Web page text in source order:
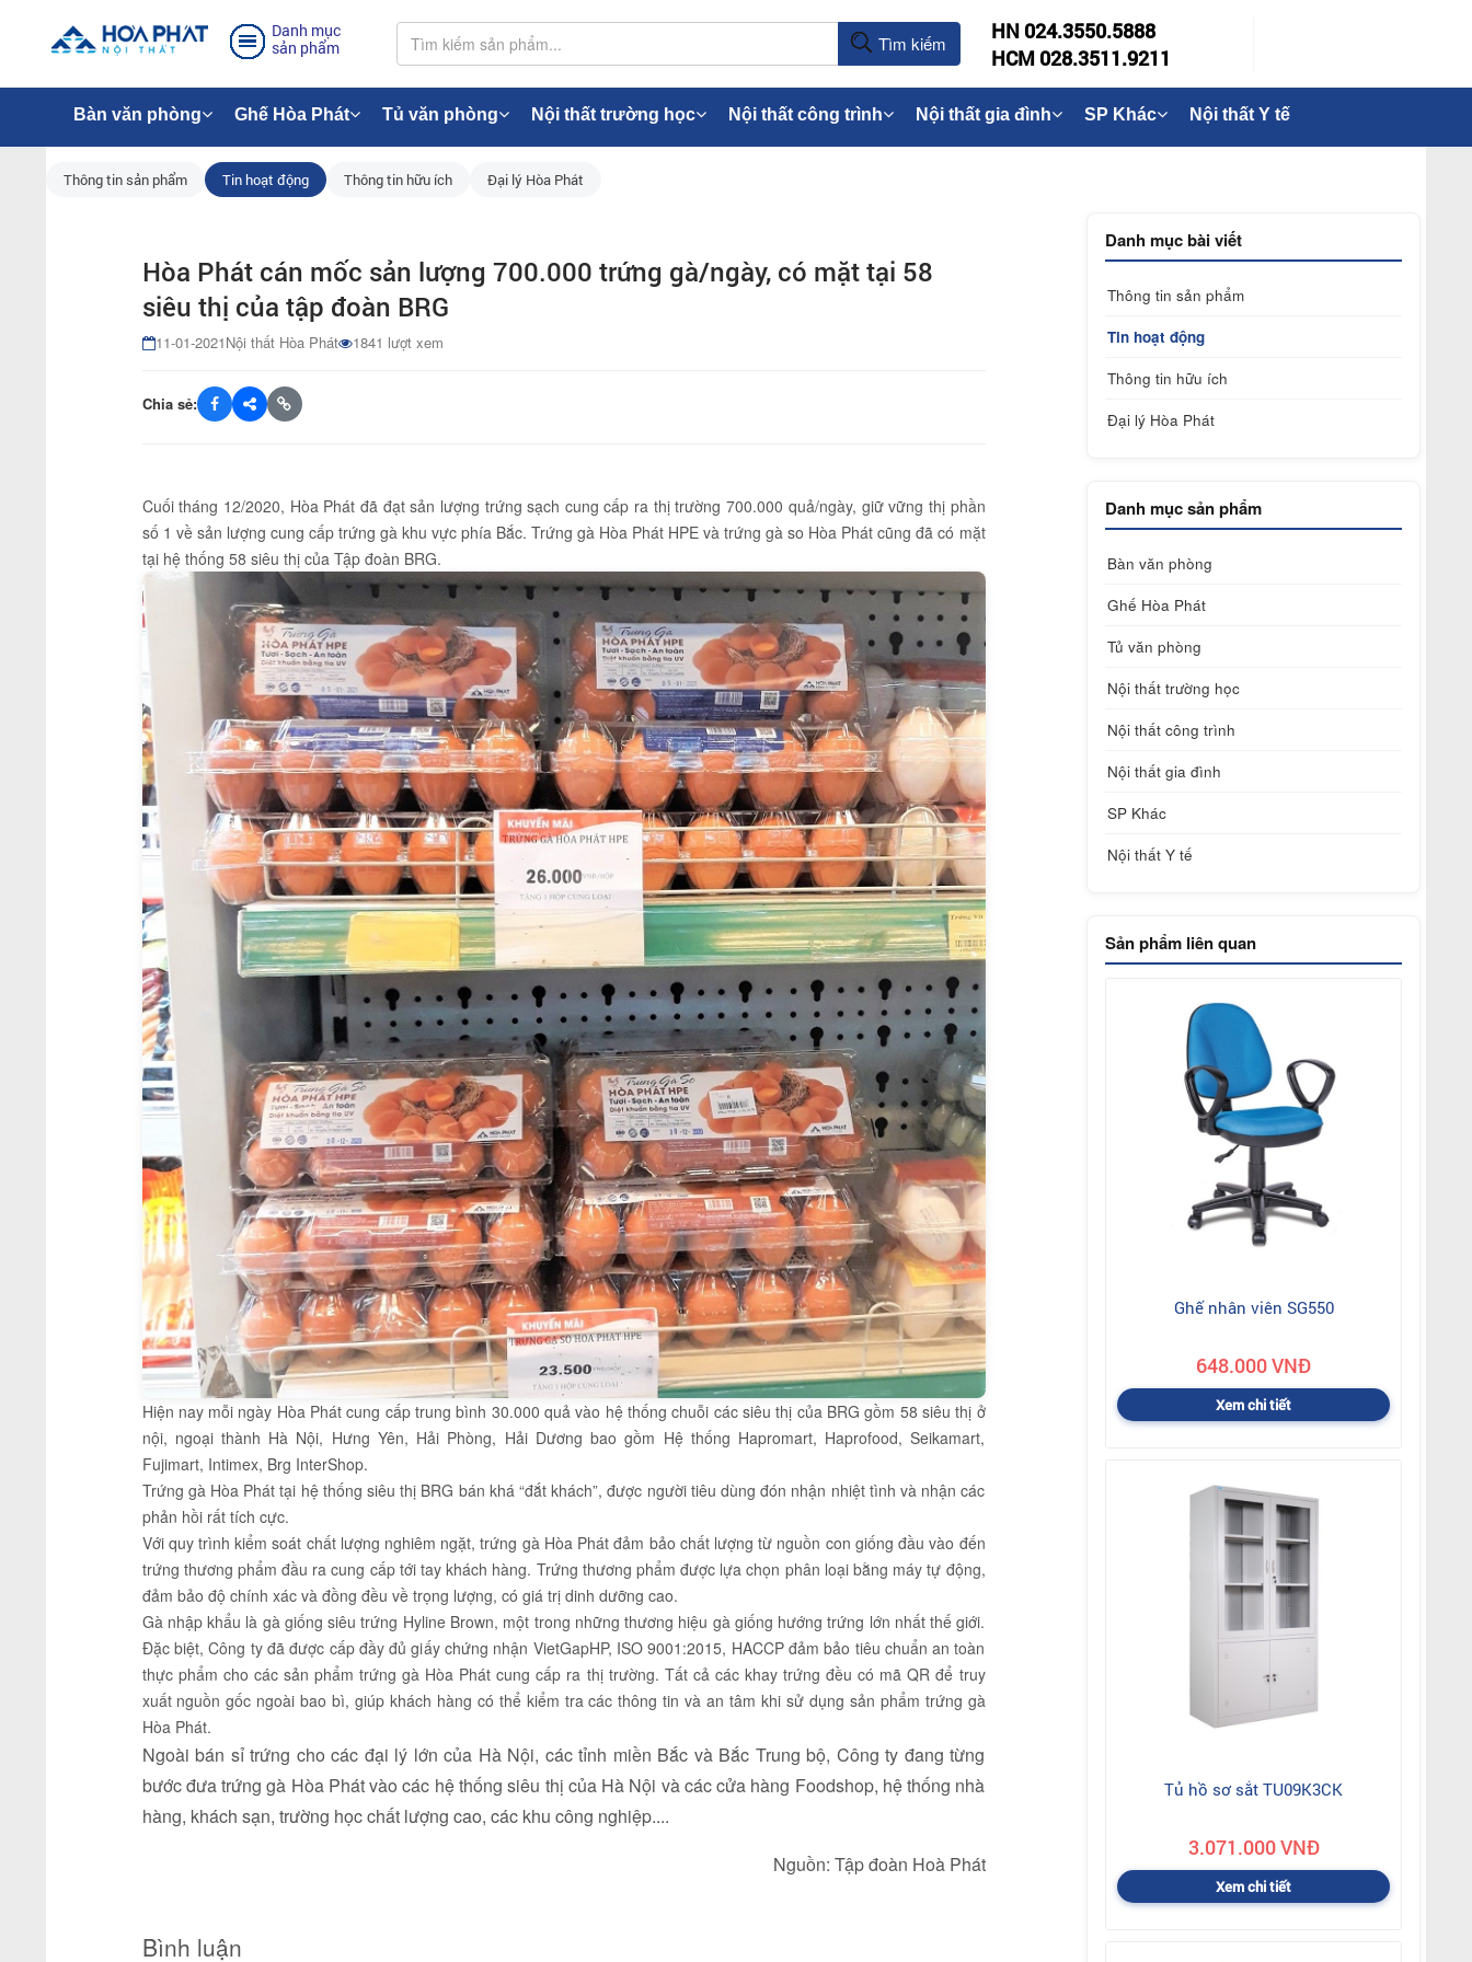
Danh mục
sản phẩm
Tìm kiếm
HN 024.3550.5888
HCM 028.3511.9211
Bàn văn phòng Ghế Hòa Phát Tủ văn phòng Nội thất trường học Nội thất công trình Nội thất gia đình SP Khác Nội thất Y tế
Thông tin sản phẩm Tin hoạt động Thông tin hữu ích Đại lý Hòa Phát
Hòa Phát cán mốc sản lượng 700.000 trứng gà/ngày, có mặt tại 58
siêu thị của tập đoàn BRG
11-01-2021Nội thất Hòa Phát 1841 lượt xem
Chia sẻ:
Cuối tháng 12/2020, Hòa Phát đã đạt sản lượng trứng sạch cung cấp ra thị trường 700.000 quả/ngày, giữ vững thị phần
số 1 về sản lượng cung cấp trứng gà khu vực phía Bắc. Trứng gà Hòa Phát HPE và trứng gà so Hòa Phát cũng đã có mặt
tại hệ thống 58 siêu thị của Tập đoàn BRG.
Hiện nay mỗi ngày Hòa Phát cung cấp trung bình 30.000 quả vào hệ thống chuỗi các siêu thị của BRG gồm 58 siêu thị ở
nội, ngoại thành Hà Nội, Hưng Yên, Hải Phòng, Hải Dương bao gồm Hệ thống Hapromart, Haprofood, Seikamart,
Fujimart, Intimex, Brg InterShop.
Trứng gà Hòa Phát tại hệ thống siêu thị BRG bán khá “đắt khách”, được người tiêu dùng đón nhận nhiệt tình và nhận các
phản hồi rất tích cực.
Với quy trình kiểm soát chất lượng nghiêm ngặt, trứng gà Hòa Phát đảm bảo chất lượng từ nguồn con giống đầu vào đến
trứng thương phẩm đầu ra cung cấp tới tay khách hàng. Trứng thương phẩm được lựa chọn phân loại bằng máy tự động,
đảm bảo độ chính xác và đồng đều về trọng lượng, có giá trị dinh dưỡng cao.
Gà nhập khẩu là gà giống siêu trứng Hyline Brown, một trong những thương hiệu gà giống hướng trứng lớn nhất thế giới.
Đặc biệt, Công ty đã được cấp đầy đủ giấy chứng nhận VietGapHP, ISO 9001:2015, HACCP đảm bảo tiêu chuẩn an toàn
thực phẩm cho các sản phẩm trứng gà Hòa Phát cung cấp ra thị trường. Tất cả các khay trứng đều có mã QR để truy
xuất nguồn gốc ngoài bao bì, giúp khách hàng có thể kiểm tra các thông tin và an tâm khi sử dụng sản phẩm trứng gà
Hòa Phát.
Ngoài bán sỉ trứng cho các đại lý lớn của Hà Nội, các tỉnh miền Bắc và Bắc Trung bộ, Công ty đang từng
bước đưa trứng gà Hòa Phát vào các hệ thống siêu thị của Hà Nội và các cửa hàng Foodshop, hệ thống nhà
hàng, khách sạn, trường học chất lượng cao, các khu công nghiệp....
Nguồn: Tập đoàn Hoà Phát
Bình luận
Danh mục bài viết
Thông tin sản phẩm
Tin hoạt động
Thông tin hữu ích
Đại lý Hòa Phát
Danh mục sản phẩm
Bàn văn phòng
Ghế Hòa Phát
Tủ văn phòng
Nội thất trường học
Nội thất công trình
Nội thất gia đình
SP Khác
Nội thất Y tế
Sản phẩm liên quan
Ghế nhân viên SG550
648.000 VNĐ
Xem chi tiết
Tủ hồ sơ sắt TU09K3CK
3.071.000 VNĐ
Xem chi tiết